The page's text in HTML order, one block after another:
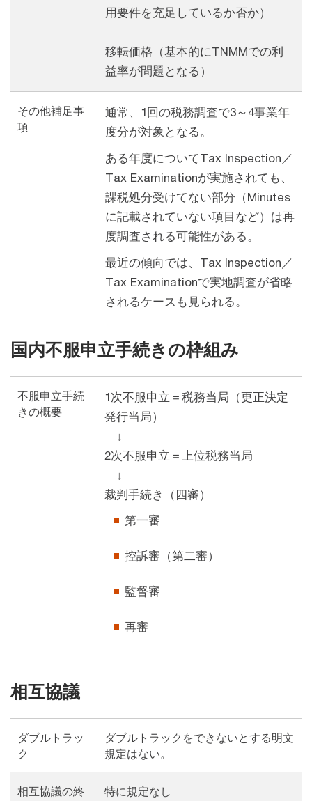
用要件を充足しているか否か）
移転価格（基本的にTNMMでの利
益率が問題となる）
その他補足事
項
通常、1回の税務調査で3～4事業年
度分が対象となる。
ある年度についてTax Inspection／
Tax Examinationが実施されても、
課税処分受けてない部分（Minutes
に記載されていない項目など）は再
度調査される可能性がある。
最近の傾向では、Tax Inspection／
Tax Examinationで実地調査が省略
されるケースも見られる。
国内不服申立手続きの枠組み
不服申立手続
きの概要
1次不服申立＝税務当局（更正決定
発行当局）
↓
2次不服申立＝上位税務当局
↓
裁判手続き（四審）
第一審
控訴審（第二審）
監督審
再審
相互協議
ダブルトラッ
ク
ダブルトラックをできないとする明文
規定はない。
相互協議の終
特に規定なし